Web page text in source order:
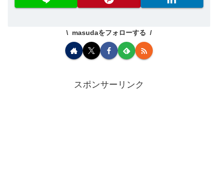
masudaをフォローする
スポンサーリンク